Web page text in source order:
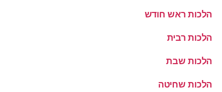
הלכות ראש חודש
הלכות רבית
הלכות שבת
הלכות שחיטה